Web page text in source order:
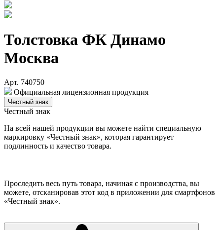
Толстовка ФК Динамо
Москва
Арт. 740750
Официальная лицензионная продукция
Честный знак
Честный знак
На всей нашей продукции вы можете найти специальную
маркировку «Честный знак», которая гарантирует
подлинность и качество товара.
Проследить весь путь товара, начиная с производства, вы
можете, отсканировав этот код в приложении для смартфонов
«Честный знак».